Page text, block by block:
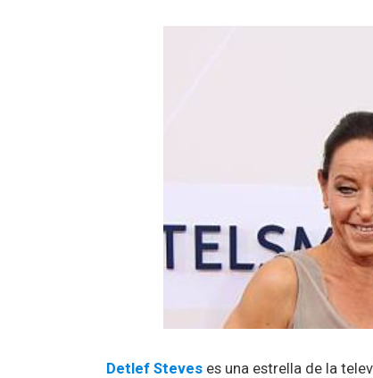
Detlef Steveses una estrella de la